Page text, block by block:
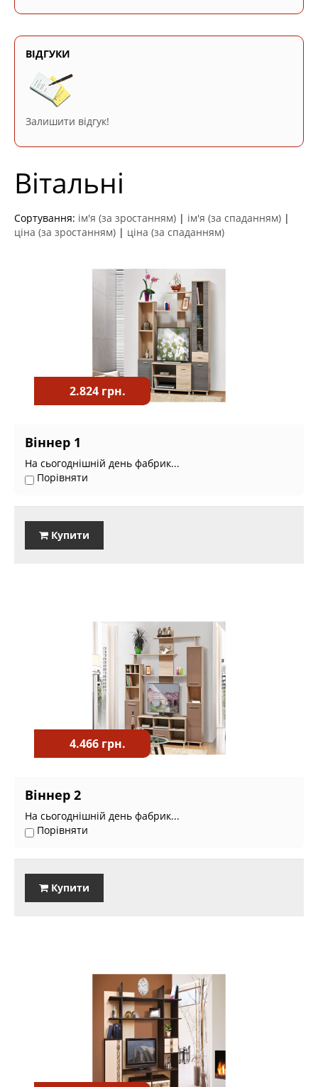
ВІДГУКИ
Залишити відгук!
Вітальні
Сортування: ім'я (за зростанням) | ім'я (за спаданням) |
ціна (за зростанням) | ціна (за спаданням)
2.824 грн.
Віннер 1
На сьогоднішній день фабрик...
Порівняти
Купити
4.466 грн.
Віннер 2
На сьогоднішній день фабрик...
Порівняти
Купити